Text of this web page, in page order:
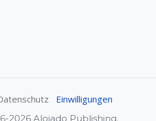
Einwilligungen
2026 Alojado Publishing.